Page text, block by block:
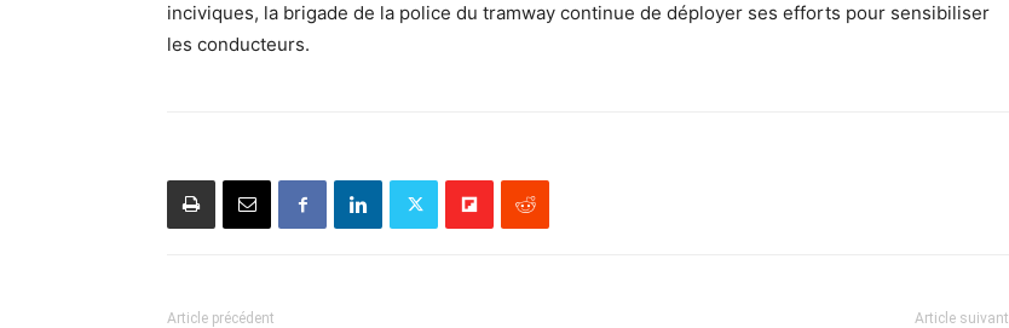
inciviques, la brigade de la police du tramway continue de déployer ses efforts pour sensibiliser
les conducteurs.
Article précédent Article suivant